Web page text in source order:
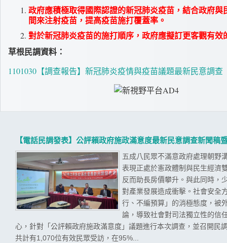
政府應積極取得國際認證的新冠肺炎疫苗，結合政府
間來注射疫苗，提高疫苗施打覆蓋率。
對於新冠肺炎疫苗的施打順序，政府應擬訂更客觀有
草根民調資料：
1101030【調查報告】新冠肺炎疫情與疫苗議題最新民意調查
【電話民調發表】公評賴政府施政滿意度最新民意調查新聞稿
五成八民眾不滿意政府處理朝野
表現正處於憲政體制與民生經濟
反而助長房價攀升。與此同時，
對產業發展造成衝擊。社會安全
行、不編預算」的消極態度，被
論，導致社會對司法獨立性的信
心，針對「公評賴政府施政滿意度」議題進行本次調查，並召開
共計有1,070位有效民眾受訪，在95%...